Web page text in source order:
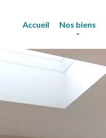
Accueil Nos biens